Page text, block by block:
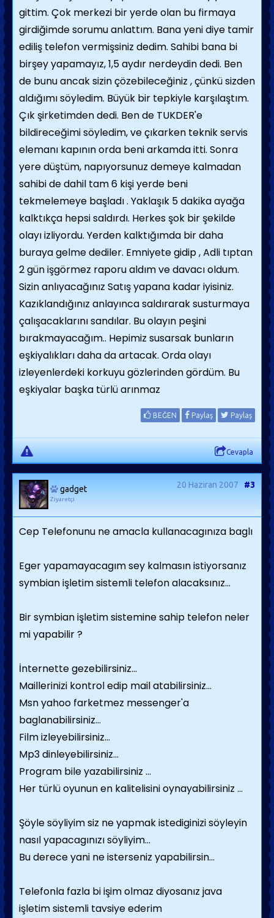
gittim. Çok merkezi bir yerde olan bu firmaya
girdiğimde sorumu anlattım. Bana yeni diye tamir
ediliş telefon vermişsiniz dedim. Sahibi bana bi
birşey yapamayız, 1,5 aydır nerdeydin dedi. Ben
de bunu ancak sizin çözebileceğiniz , çünkü sizden
aldığımı söyledim. Büyük bir tepkiyle karşılaştım.
Çık şirketimden dedi. Ben de TUKDER'e
bildireceğimi söyledim, ve çıkarken teknik servis
elemanı kapının orda beni arkamda itti. Sonra
yere düştüm, napıyorsunuz demeye kalmadan
sahibi de dahil tam 6 kişi yerde beni
tekmelemeye başladı . Yaklaşık 5 dakika ayağa
kalktıkça hepsi saldırdı. Herkes şok bir şekilde
olayı izliyordu. Yerden kalktığımda bir daha
buraya gelme dediler. Emniyete gidip , Adli tıptan
2 gün işgörmez raporu aldım ve davacı oldum.
Sizin anlıyacağınız Satış yapana kadar iyisiniz.
Kazıklandığınız anlayınca saldırarak susturmaya
çalışacaklarını sandılar. Bu olayın peşini
bırakmayacağım.. Hepimiz susarsak bunların
eşkiyalıkları daha da artacak. Orda olayı
izleyenlerdeki korkuyu gözlerinden gördüm. Bu
eşkiyalar başka türlü arınmaz
BEĞEN Paylaş Paylaş
Cevapla
gadget
Ziyaretçi
20 Haziran 2007 #3
Cep Telefonunu ne amacla kullanacagınıza baglı
Eger yapamayacagım sey kalmasın istiyorsanız
symbian işletim sistemli telefon alacaksınız...
Bir symbian işletim sistemine sahip telefon neler
mi yapabilir ?
İnternette gezebilirsiniz...
Maillerinizi kontrol edip mail atabilirsiniz...
Msn yahoo farketmez messenger'a
baglanabilirsiniz...
Film izleyebilirsiniz...
Mp3 dinleyebilirsiniz...
Program bile yazabilirsiniz ...
Her türlü oyunun en kalitelisini oynayabilirsiniz ...
Şöyle söyliyim siz ne yapmak istediginizi söyleyin
nasıl yapacagınızı söyliyim...
Bu derece yani ne isterseniz yapabilirsin...
Telefonla fazla bi işim olmaz diyosanız java
işletim sistemli tavsiye ederim